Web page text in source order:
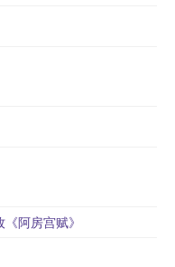
阿房宫赋》